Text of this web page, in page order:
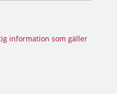
information som gäller